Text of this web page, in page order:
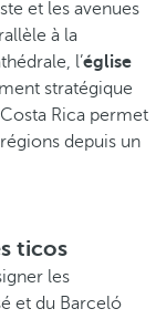
et les avenues
à la
l’église
stratégique
Rica permet
depuis un
ticos
les
et du Barceló